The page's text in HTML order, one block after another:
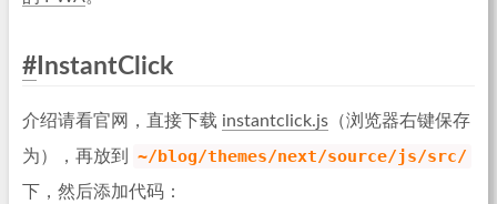
# InstantClick
介绍请看官网，直接下载 instantclick.js （浏览器右键保存
为），再放到
~/blog/themes/next/source/js/src/
下，然后添加代码：